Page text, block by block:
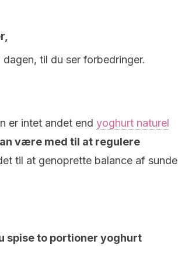
til du ser forbedringer.
er intet andet end yoghurt naturel
være med til at regulere
til at genoprette balance af sunde
spise to portioner yoghurt